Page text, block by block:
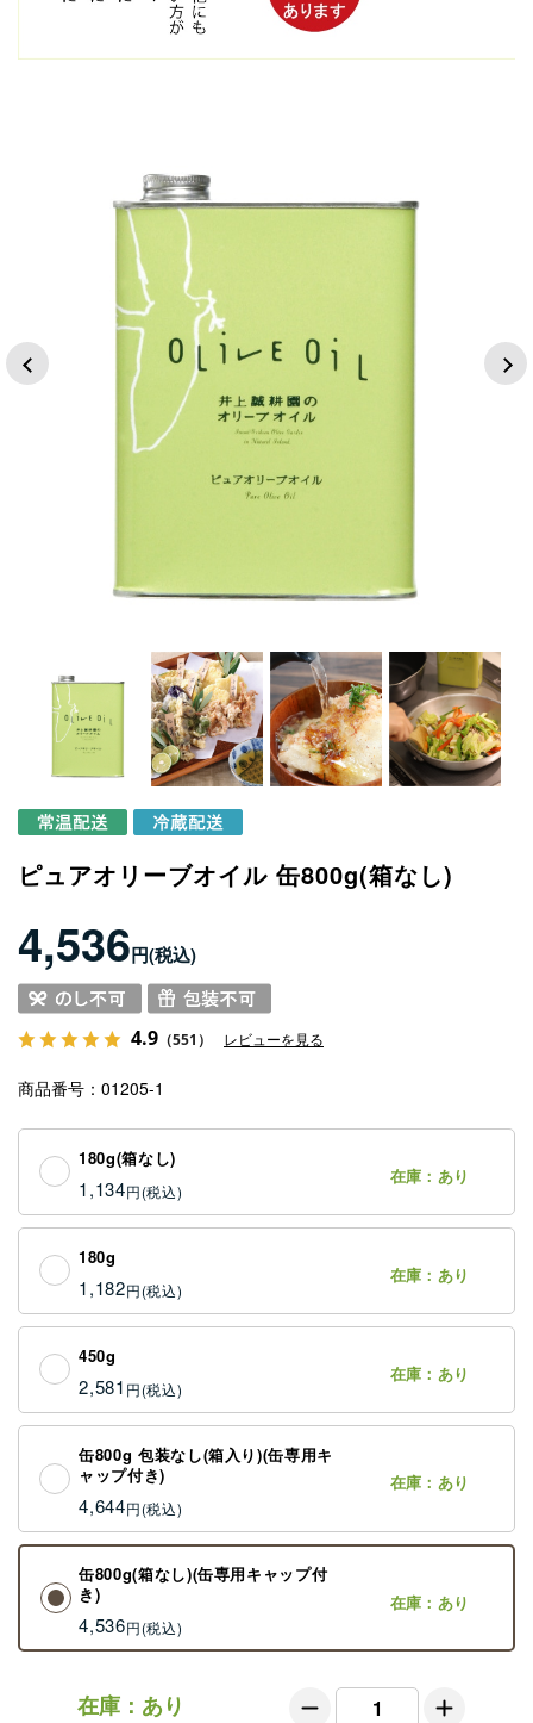
ピュアオリーブオイル 缶800g(箱なし)
4,536円
商品番号 01205-1
在庫：あり
180g(箱なし)
1,134円
在庫：あり
180g
1,182円
在庫：あり
450g
2,581 円
在庫：あり
缶800g 包装なし(箱入り)(缶専用キ
ャップ付き)
4,644円
在庫：あり
缶800g(箱なし)(缶専用キャップ付
き)
4,536円
在庫：あり
4.9 （551） レビューを見る